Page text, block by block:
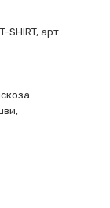
SHIRT, арт.